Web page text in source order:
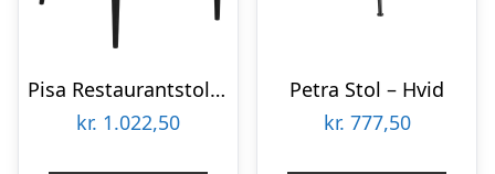
Pisa Restaurantstol – Mørkegrå
kr. 1.022,50
Petra Stol – Hvid
kr. 777,50